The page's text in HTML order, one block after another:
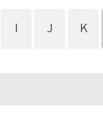
J K